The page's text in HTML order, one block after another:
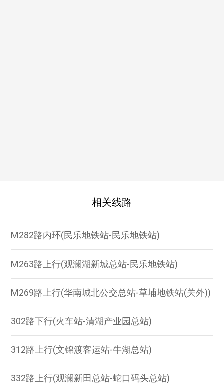
相关线路
M282路内环(民乐地铁站-民乐地铁站)
M263路上行(观澜湖新城总站-民乐地铁站)
M269路上行(华南城北公交总站-草埔地铁站(关外))
302路下行(火车站-清湖产业园总站)
312路上行(文锦渡客运站-牛湖总站)
332路上行(观澜新田总站-蛇口码头总站)